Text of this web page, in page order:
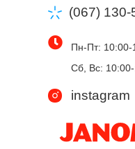
(067) 130-
Пн-Пт: 10:00-
Сб, Вс:
instagram